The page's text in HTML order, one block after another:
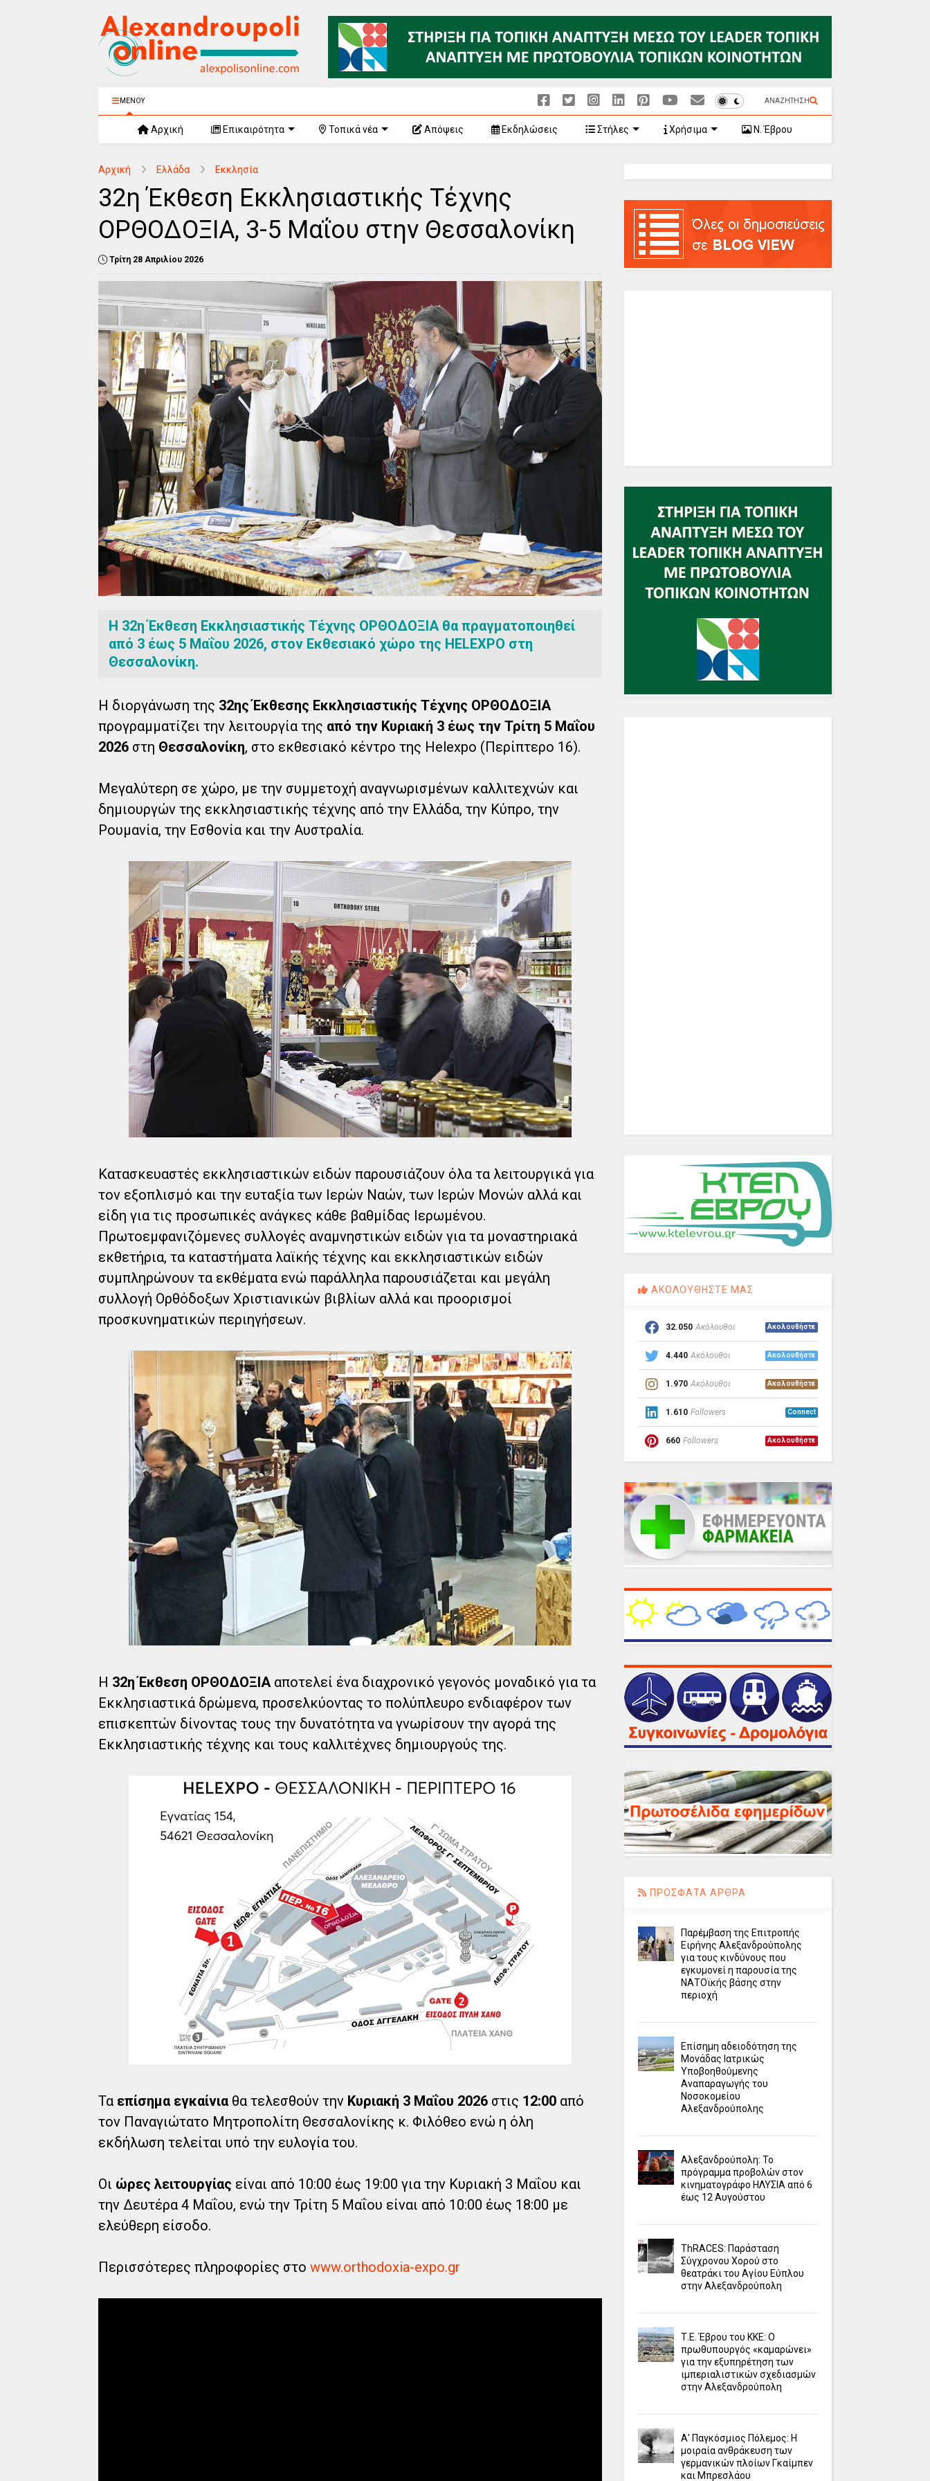
ΜΕΝΟΥ ΑΝΑΖΗΤΗΣΗ
Αρχική Επικαιρότητα Τοπικά νέα Απόψεις Εκδηλώσεις Στήλες Χρήσιμα Ν. Έβρου
Αρχική Ελλάδα Εκκλησία
32η Έκθεση Εκκλησιαστικής Τέχνης
ΟΡΘΟΔΟΞΙΑ, 3-5 Μαΐου στην Θεσσαλονίκη
Τρίτη 28 Απριλίου 2026
H 32η Έκθεση Εκκλησιαστικής Τέχνης ΟΡΘΟΔΟΞΙΑ θα πραγματοποιηθεί
από 3 έως 5 Μαΐου 2026, στον Εκθεσιακό χώρο της HELEXPO στη
Θεσσαλονίκη.
Η διοργάνωση της 32ης Έκθεσης Εκκλησιαστικής Τέχνης ΟΡΘΟΔΟΞΙΑ
προγραμματίζει την λειτουργία της από την Κυριακή 3 έως την Τρίτη 5 Μαΐου
2026 στη Θεσσαλονίκη, στο εκθεσιακό κέντρο της Helexpo (Περίπτερο 16).
Μεγαλύτερη σε χώρο, με την συμμετοχή αναγνωρισμένων καλλιτεχνών και
δημιουργών της εκκλησιαστικής τέχνης από την Ελλάδα, την Κύπρο, την
Ρουμανία, την Εσθονία και την Αυστραλία.
Κατασκευαστές εκκλησιαστικών ειδών παρουσιάζουν όλα τα λειτουργικά για
τον εξοπλισμό και την ευταξία των Ιερών Ναών, των Ιερών Μονών αλλά και
είδη για τις προσωπικές ανάγκες κάθε βαθμίδας Ιερωμένου.
Πρωτοεμφανιζόμενες συλλογές αναμνηστικών ειδών για τα μοναστηριακά
εκθετήρια, τα καταστήματα λαϊκής τέχνης και εκκλησιαστικών ειδών
συμπληρώνουν τα εκθέματα ενώ παράλληλα παρουσιάζεται και μεγάλη
συλλογή Ορθόδοξων Χριστιανικών βιβλίων αλλά και προορισμοί
προσκυνηματικών περιηγήσεων.
Η 32η Έκθεση ΟΡΘΟΔΟΞΙΑαποτελεί ένα διαχρονικό γεγονός μοναδικό για τα
Εκκλησιαστικά δρώμενα, προσελκύοντας το πολύπλευρο ενδιαφέρον των
επισκεπτών δίνοντας τους την δυνατότητα να γνωρίσουν την αγορά της
Εκκλησιαστικής τέχνης και τους καλλιτέχνες δημιουργούς της.
Τα επίσημα εγκαίνια θα τελεσθούν την Κυριακή 3 Μαΐου 2026 στις 12:00 από
τον Παναγιώτατο Μητροπολίτη Θεσσαλονίκης κ. Φιλόθεο ενώ η όλη
εκδήλωση τελείται υπό την ευλογία του.
Οι ώρες λειτουργίας είναι από 10:00 έως 19:00 για την Κυριακή 3 Μαΐου και
την Δευτέρα 4 Μαΐου, ενώ την Τρίτη 5 Μαΐου είναι από 10:00 έως 18:00 με
ελεύθερη είσοδο.
Περισσότερες πληροφορίες στο www.orthodoxia-expo.gr
ΑΚΟΛΟΥΘΗΣΤΕ ΜΑΣ
32.050 Ακόλουθοι Ακολουθήστε
4.440 Ακόλουθοι Ακολουθήστε
1.970 Ακόλουθοι Ακολουθήστε
1.610 Followers Connect
660 Followers Ακολουθήστε
ΠΡΟΣΦΑΤΑ ΑΡΘΡΑ
Παρέμβαση της Επιτροπής
Ειρήνης Αλεξανδρούπολης
για τους κινδύνους που
εγκυμονεί η παρουσία της
ΝΑΤΟϊκής βάσης στην
περιοχή
Επίσημη αδειοδότηση της
Μονάδας Ιατρικώς
Υποβοηθούμενης
Αναπαραγωγής του
Νοσοκομείου
Αλεξανδρούπολης
Αλεξανδρούπολη: Το
πρόγραμμα προβολών στον
κινηματογράφο ΗΛΥΣΙΑ από 6
έως 12 Αυγούστου
ΤhRACES: Παράσταση
Σύγχρονου Χορού στο
θεατράκι του Αγίου Εύπλου
στην Αλεξανδρούπολη
Τ.Ε. Έβρου του ΚΚΕ: Ο
πρωθυπουργός «καμαρώνει»
για την εξυπηρέτηση των
ιμπεριαλιστικών σχεδιασμών
στην Αλεξανδρούπολη
Α' Παγκόσμιος Πόλεμος: Η
μοιραία ανθράκευση των
γερμανικών πλοίων Γκαίμπεν
και Μπρεσλάου